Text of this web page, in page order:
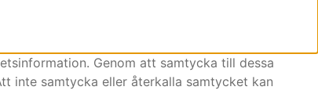
Genom att samtycka till dessa
inte samtycka eller återkalla samtycket kan